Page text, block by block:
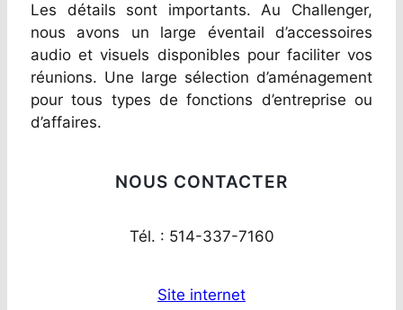
Les détails sont importants. Au Challenger,
nous avons un large éventail d’accessoires
audio et visuels disponibles pour faciliter vos
réunions. Une large sélection d’aménagement
pour tous types de fonctions d’entreprise ou
d’affaires.
NOUS CONTACTER
Tél. : 514-337-7160
Site internet